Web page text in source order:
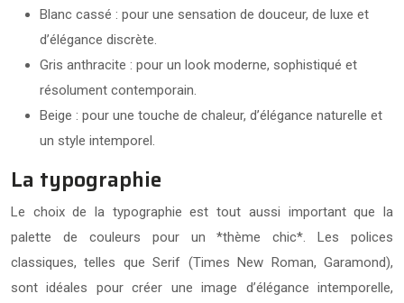
Blanc cassé : pour une sensation de douceur, de luxe et
d’élégance discrète.
Gris anthracite : pour un look moderne, sophistiqué et
résolument contemporain.
Beige : pour une touche de chaleur, d’élégance naturelle et
un style intemporel.
La typographie
Le choix de la typographie est tout aussi important que la
palette de couleurs pour un *thème chic*. Les polices
classiques, telles que Serif (Times New Roman, Garamond),
sont idéales pour créer une image d’élégance intemporelle,